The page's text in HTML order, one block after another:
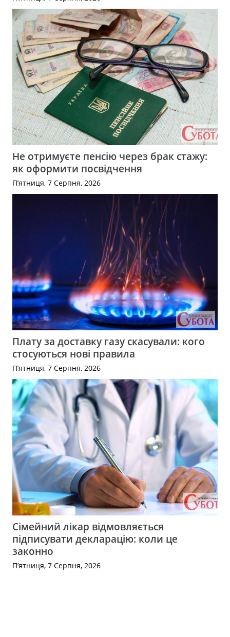
Не отримуєте пенсію через брак стажу:
як оформити посвідчення
П’ятниця, 7 Серпня, 2026
Плату за доставку газу скасували: кого
стосуються нові правила
П’ятниця, 7 Серпня, 2026
Сімейний лікар відмовляється
підписувати декларацію: коли це
законно
П’ятниця, 7 Серпня, 2026